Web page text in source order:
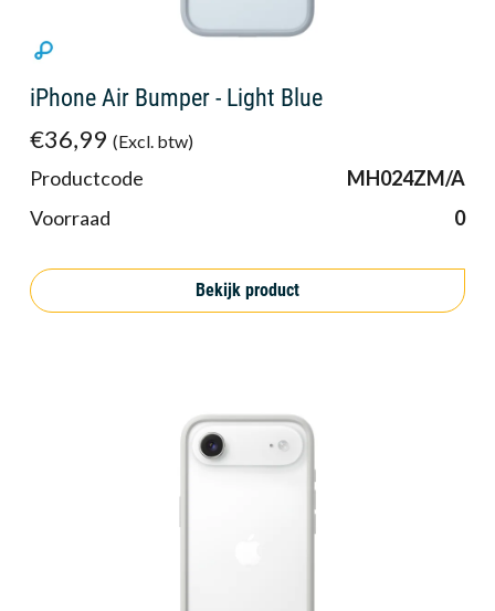
iPhone Air Bumper - Light Blue
€36,99 (Excl. btw)
Productcode
MH024ZM/A
Voorraad
0
Bekijk product